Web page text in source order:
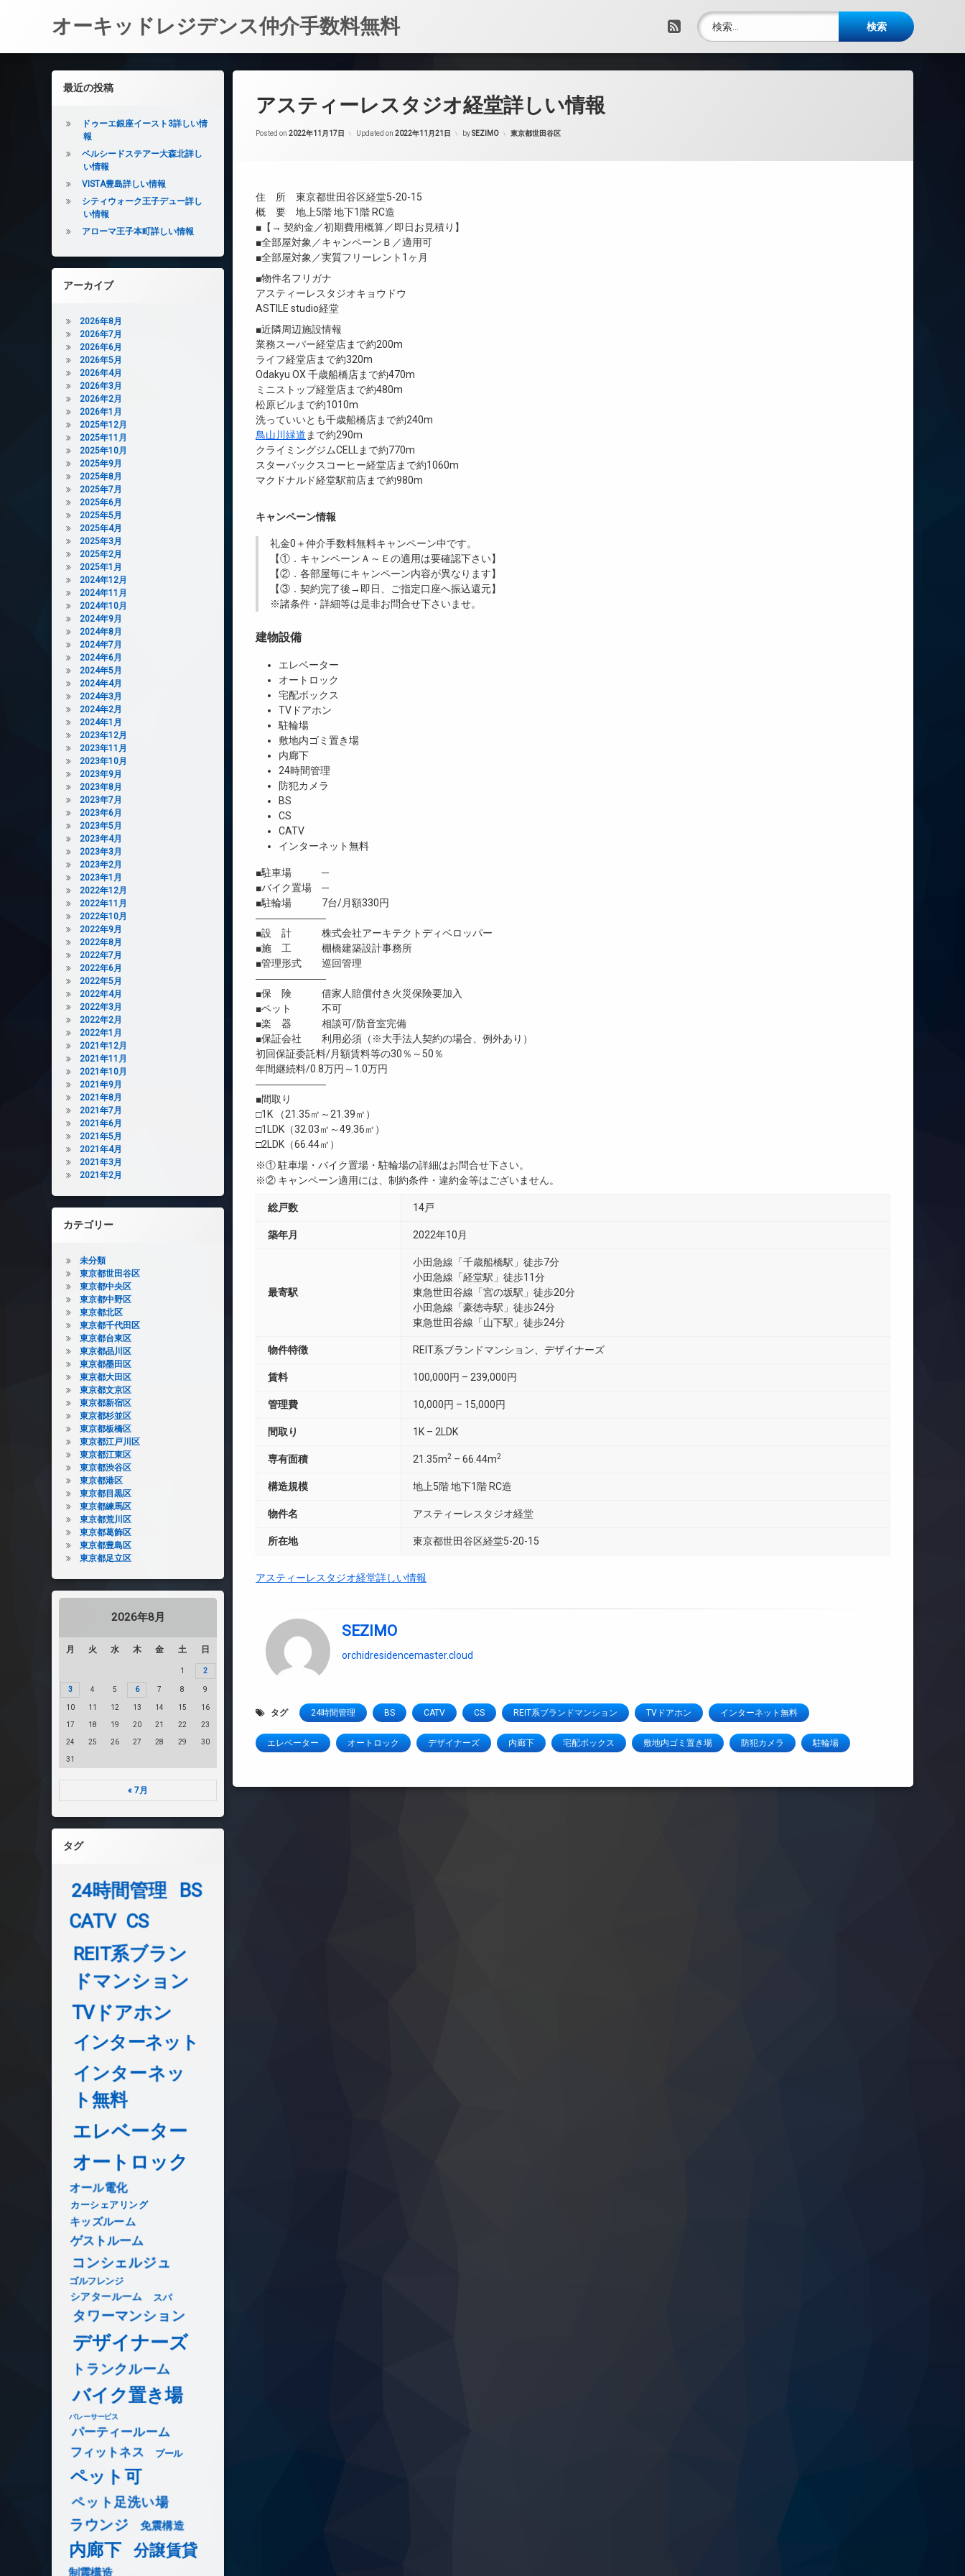
オーキッドレジデンス仲介手数料無料 RSS
検索:
アスティーレスタジオ経堂詳しい情報
Posted on 2022年11月17日 Updated on 2022年11月21日 bySEZIMO カテゴリー:
東京都世田谷区
住 所 東京都世田谷区経堂5-20-15
概 要 地上5階 地下1階 RC造
■【→ 契約金／初期費用概算／即日お見積り】
■全部屋対象／キャンペーンＢ／適用可
■全部屋対象／実質フリーレント1ヶ月
■物件名フリガナ
アスティーレスタジオキョウドウ
ASTILE studio経堂
■近隣周辺施設情報
業務スーパー経堂店まで約200m
ライフ経堂店まで約320m
Odakyu OX 千歳船橋店まで約470m
ミニストップ経堂店まで約480m
松原ビルまで約1010m
洗っていいとも千歳船橋店まで約240m
鳥山川緑道 まで約290m
クライミングジムCELLまで約770m
スターバックスコーヒー経堂店まで約1060m
マクドナルド経堂駅前店まで約980m
キャンペーン情報
礼金0 ＋仲介手数料無料キャンペーン中です。
【①．キャンペーンＡ～Ｅの適用は要確認下さい】
【②．各部屋毎にキャンペーン内容が異なります】
【③．契約完了後→即日、ご指定口座へ振込還元】
※諸条件・詳細等は是非お問合せ下さいませ。
建物設備
エレベーター
オートロック
宅配ボックス
TVドアホン
駐輪場
敷地内ゴミ置き場
内廊下
24時間管理
防犯カメラ
BS
CS
CATV
インターネット無料
■駐車場 ─
■バイク置場 ─
■駐輪場 7台/月額330円
―――――――
■設 計 株式会社アーキテクトディベロッパー
■施 工 棚橋建築設計事務所
■管理形式 巡回管理
―――――――
■保 険 借家人賠償付き火災保険要加入
■ペット 不可
■楽 器 相談可/防音室完備
■保証会社 利用必須（※大手法人契約の場合、例外あり）
初回保証委託料/月額賃料等の30％～50％
年間継続料/0.8万円～1.0万円
―――――――
■間取り
□1K （21.35㎡～21.39㎡）
□1LDK（32.03㎡～49.36㎡）
□2LDK（66.44㎡）
※① 駐車場・バイク置場・駐輪場の詳細はお問合せ下さい。
※② キャンペーン適用には、制約条件・違約金等はございません。
総戸数 14戸
築年月 2022年10月
最寄駅
小田急線「千歳船橋駅」徒歩7分
小田急線「経堂駅」徒歩11分
東急世田谷線「宮の坂駅」徒歩20分
小田急線「豪徳寺駅」徒歩24分
東急世田谷線「山下駅」徒歩24分
物件特徴 REIT系ブランドマンション、デザイナーズ
賃料 100,000円 – 239,000円
管理費 10,000円 – 15,000円
間取り 1K – 2LDK
専有面積 21.35m2 – 66.44m2
構造規模 地上5階 地下1階 RC造
物件名 アスティーレスタジオ経堂
所在地 東京都世田谷区経堂5-20-15
アスティーレスタジオ経堂詳しい情報
SEZIMO
orchidresidencemaster.cloud
タグ 24時間管理 BS CATV CS REIT系ブランドマンション TVドアホン インターネット無料
エレベーター オートロック デザイナーズ 内廊下 宅配ボックス 敷地内ゴミ置き場 防犯カメラ 駐輪場
左サイドバー
最近の投稿
ドゥーエ銀座イースト3詳しい情
報
ベルシードステアー大森北詳し
い情報
VISTA豊島詳しい情報
シティウォーク王子デュー詳し
い情報
アローマ王子本町詳しい情報
アーカイブ
2026年8月
2026年7月
2026年6月
2026年5月
2026年4月
2026年3月
2026年2月
2026年1月
2025年12月
2025年11月
2025年10月
2025年9月
2025年8月
2025年7月
2025年6月
2025年5月
2025年4月
2025年3月
2025年2月
2025年1月
2024年12月
2024年11月
2024年10月
2024年9月
2024年8月
2024年7月
2024年6月
2024年5月
2024年4月
2024年3月
2024年2月
2024年1月
2023年12月
2023年11月
2023年10月
2023年9月
2023年8月
2023年7月
2023年6月
2023年5月
2023年4月
2023年3月
2023年2月
2023年1月
2022年12月
2022年11月
2022年10月
2022年9月
2022年8月
2022年7月
2022年6月
2022年5月
2022年4月
2022年3月
2022年2月
2022年1月
2021年12月
2021年11月
2021年10月
2021年9月
2021年8月
2021年7月
2021年6月
2021年5月
2021年4月
2021年3月
2021年2月
カテゴリー
未分類
東京都世田谷区
東京都中央区
東京都中野区
東京都北区
東京都千代田区
東京都台東区
東京都品川区
東京都墨田区
東京都大田区
東京都文京区
東京都新宿区
東京都杉並区
東京都板橋区
東京都江戸川区
東京都江東区
東京都渋谷区
東京都港区
東京都目黒区
東京都練馬区
東京都荒川区
東京都葛飾区
東京都豊島区
東京都足立区
2026年8月
月 火 水 木 金 土 日
1 2
3 4 5 6 7 8 9
10 11 12 13 14 15 16
17 18 19 20 21 22 23
24 25 26 27 28 29 30
31
« 7月
タグ
24時間管理
BS
CATV CS
REIT系ブラン
ドマンション
TVドアホン
インターネット
インターネッ
ト無料
エレベーター
オートロック
オール電化
カーシェアリング
キッズルーム
ゲストルーム
コンシェルジュ
ゴルフレンジ
シアタールーム スパ
タワーマンション
デザイナーズ
トランクルーム
バイク置き場
バレーサービス
パーティールーム
フィットネス プール
ペット可
ペット足洗い場
ラウンジ 免震構造
内廊下 分譲賃貸
制震構造